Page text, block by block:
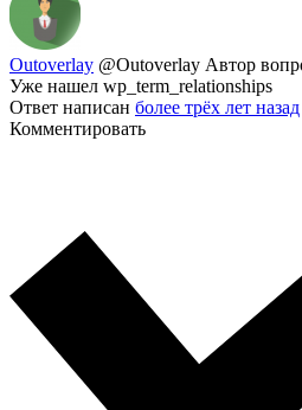
Outoverlay @Outoverlay Автор
Уже нашел wp_term_relationships
Ответ написан более трёх лет назад
Комментировать